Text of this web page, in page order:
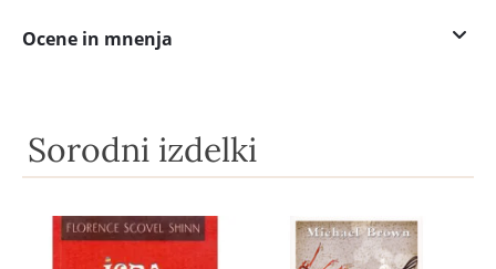
Ocene in mnenja
Sorodni izdelki